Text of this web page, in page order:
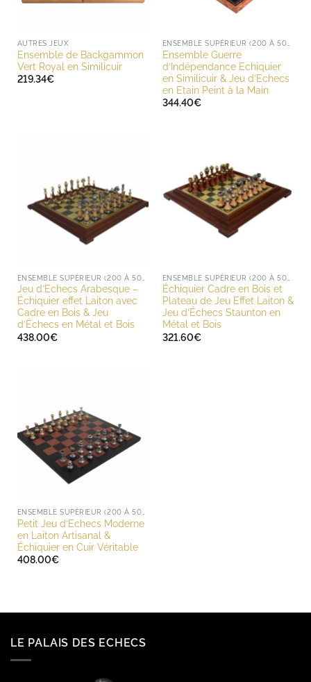
AUTRES JEUX
Ensemble de Backgammon
Vert Royal en Similicuir
219.34€
Ensemble Guerre
d’Indépendance Echiquier
en Similicuir & Jeu d’Echecs
en Etain Peint à la Main
344.40€
Jeu d’Echecs Arabesque –
Échiquier effet Laiton avec
Cadre en Bois & Jeu
d’Échecs en Métal et Bois
438.00€
Échiquier Cadre en Bois et
Plateau de Jeu Effet Laiton &
Jeu d’Échecs Staunton en
Métal et Bois
321.60€
Petit Jeu d’Echecs Moderne
en Laiton Artisanal &
Échiquier en Cuir Véritable
408.00€
LE PALAIS DES ECHECS